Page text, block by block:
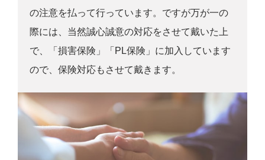
の注意を払って行っています。ですが万が一の
際には、当然誠心誠意の対応をさせて戴いた上
で、「損害保険」「PL保険」に加入しています
ので、保険対応もさせて戴きます。